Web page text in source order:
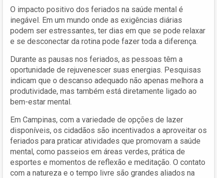
O impacto positivo dos feriados na saúde mental é
inegável. Em um mundo onde as exigências diárias
podem ser estressantes, ter dias em que se pode relaxar
e se desconectar da rotina pode fazer toda a diferença.
Durante as pausas nos feriados, as pessoas têm a
oportunidade de rejuvenescer suas energias. Pesquisas
indicam que o descanso adequado não apenas melhora a
produtividade, mas também está diretamente ligado ao
bem-estar mental.
Em Campinas, com a variedade de opções de lazer
disponíveis, os cidadãos são incentivados a aproveitar os
feriados para praticar atividades que promovam a saúde
mental, como passeios em áreas verdes, prática de
esportes e momentos de reflexão e meditação. O contato
com a natureza e o tempo livre são grandes aliados na